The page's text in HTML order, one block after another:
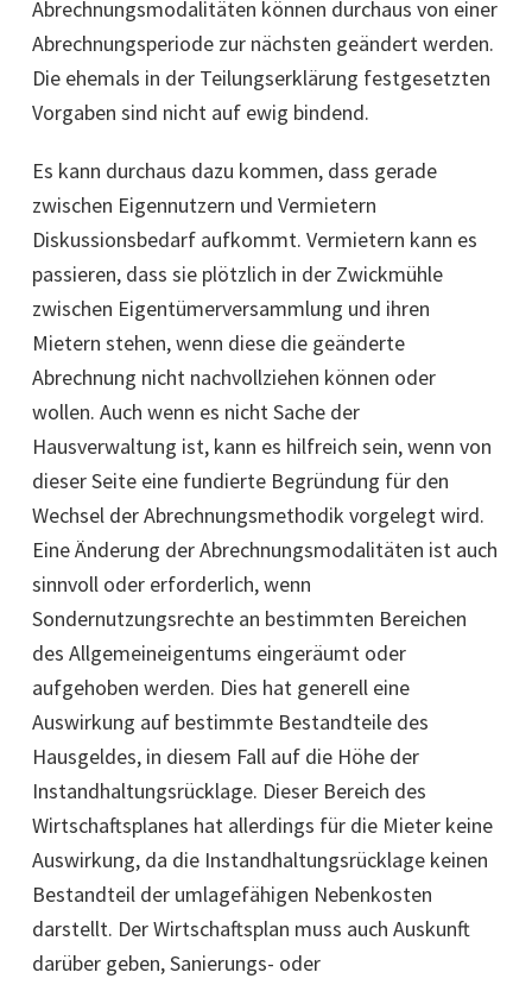
Abrechnungsmodalitäten können durchaus von einer
Abrechnungsperiode zur nächsten geändert werden.
Die ehemals in der Teilungserklärung festgesetzten
Vorgaben sind nicht auf ewig bindend.
Es kann durchaus dazu kommen, dass gerade
zwischen Eigennutzern und Vermietern
Diskussionsbedarf aufkommt. Vermietern kann es
passieren, dass sie plötzlich in der Zwickmühle
zwischen Eigentümerversammlung und ihren
Mietern stehen, wenn diese die geänderte
Abrechnung nicht nachvollziehen können oder
wollen. Auch wenn es nicht Sache der
Hausverwaltung ist, kann es hilfreich sein, wenn von
dieser Seite eine fundierte Begründung für den
Wechsel der Abrechnungsmethodik vorgelegt wird.
Eine Änderung der Abrechnungsmodalitäten ist auch
sinnvoll oder erforderlich, wenn
Sondernutzungsrechte an bestimmten Bereichen
des Allgemeineigentums eingeräumt oder
aufgehoben werden. Dies hat generell eine
Auswirkung auf bestimmte Bestandteile des
Hausgeldes, in diesem Fall auf die Höhe der
Instandhaltungsrücklage. Dieser Bereich des
Wirtschaftsplanes hat allerdings für die Mieter keine
Auswirkung, da die Instandhaltungsrücklage keinen
Bestandteil der umlagefähigen Nebenkosten
darstellt. Der Wirtschaftsplan muss auch Auskunft
darüber geben, Sanierungs- oder